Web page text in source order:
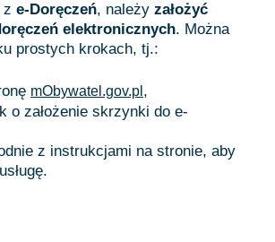
z e-Doręczeń, należy założyć
elektronicznych. Można
prostych krokach, tj.:
mObywatel.gov.pl ,
o założenie skrzynki do e-
z instrukcjami na stronie, aby